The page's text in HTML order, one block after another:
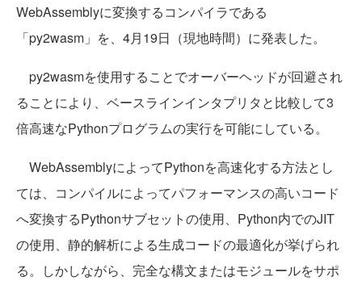
WebAssemblyに変換するコンパイラである
「py2wasm」を、4月19日（現地時間）に発表した。
py2wasmを使用することでオーバーヘッドが回避され
ることにより、ベースラインインタプリタと比較して3
倍高速なPythonプログラムの実行を可能にしている。
WebAssemblyによってPythonを高速化する方法とし
ては、コンパイルによってパフォーマンスの高いコード
へ変換するPythonサブセットの使用、Python内でのJIT
の使用、静的解析による生成コードの最適化が挙げられ
る。しかしながら、完全な構文またはモジュールをサポ